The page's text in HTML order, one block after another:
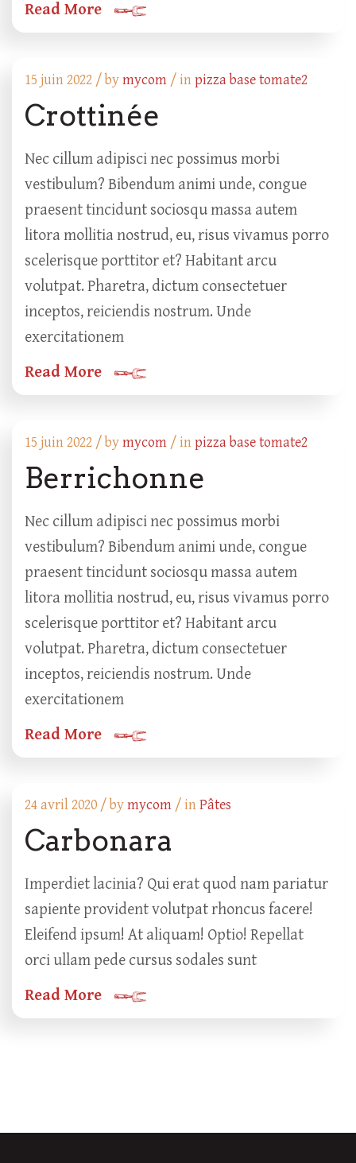
Read More
15 juin 2022 /bymycom / inpizza base tomate2
Crottinée
Nec cillum adipisci nec possimus morbi
vestibulum? Bibendum animi unde, congue
praesent tincidunt sociosqu massa autem
litora mollitia nostrud, eu, risus vivamus porro
scelerisque porttitor et? Habitant arcu
volutpat. Pharetra, dictum consectetuer
inceptos, reiciendis nostrum. Unde
exercitationem
Read More
15 juin 2022 /bymycom / inpizza base tomate2
Berrichonne
Nec cillum adipisci nec possimus morbi
vestibulum? Bibendum animi unde, congue
praesent tincidunt sociosqu massa autem
litora mollitia nostrud, eu, risus vivamus porro
scelerisque porttitor et? Habitant arcu
volutpat. Pharetra, dictum consectetuer
inceptos, reiciendis nostrum. Unde
exercitationem
Read More
24 avril 2020 /bymycom / inPâtes
Carbonara
Imperdiet lacinia? Qui erat quod nam pariatur
sapiente provident volutpat rhoncus facere!
Eleifend ipsum! At aliquam! Optio! Repellat
orci ullam pede cursus sodales sunt
Read More